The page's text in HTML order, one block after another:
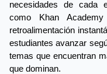
necesidades de cada
como Khan
retroalimentación
estudiantes avanzar
temas que encuentran
que dominan.